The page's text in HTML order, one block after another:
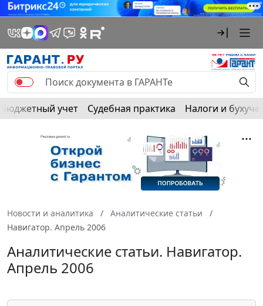
Бюджетный учет Судебная практика Налоги и
Новости и аналитика
Аналитические статьи
Навигатор. Апрель 2006
Аналитические статьи. Навигатор.
Апрель 2006